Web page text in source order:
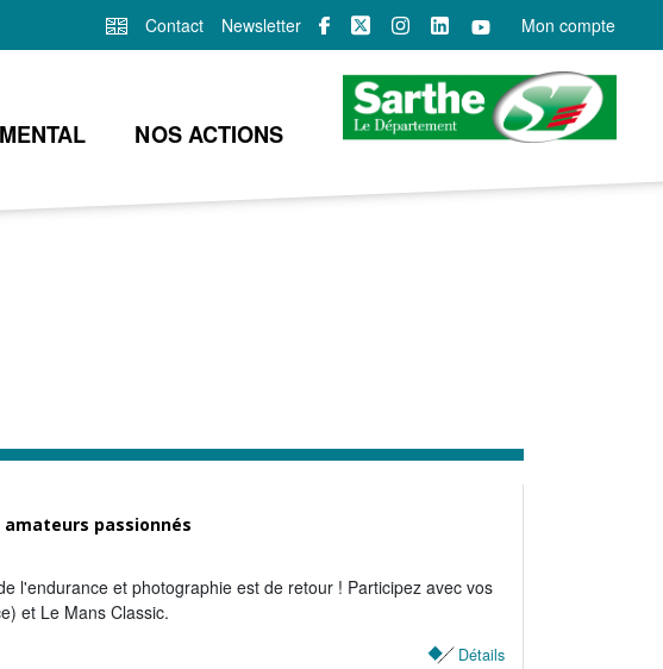
Contact Newsletter Mon compte
NOS ACTIONS
passionnés
l'endurance et photographie est de retour ! Participez avec vos
et Le Mans Classic.
Détails